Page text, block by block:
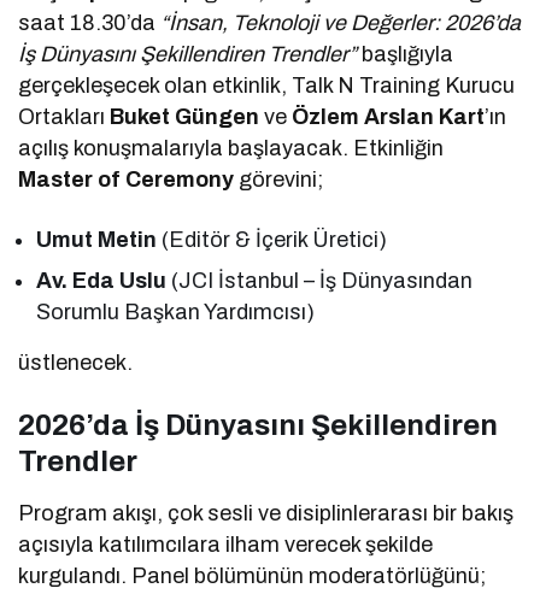
saat 18.30’da “İnsan, Teknoloji ve Değerler: 2026’da
İş Dünyasını Şekillendiren Trendler”başlığıyla
gerçekleşecek olan etkinlik, Talk N Training Kurucu
Ortakları Buket Güngen ve Özlem Arslan Kart’ın
açılış konuşmalarıyla başlayacak. Etkinliğin
Master of Ceremony görevini;
Umut Metin (Editör & İçerik Üretici)
Av. Eda Uslu (JCI İstanbul – İş Dünyasından
Sorumlu Başkan Yardımcısı)
üstlenecek.
2026’da İş Dünyasını Şekillendiren
Trendler
Program akışı, çok sesli ve disiplinlerarası bir bakış
açısıyla katılımcılara ilham verecek şekilde
kurgulandı. Panel bölümünün moderatörlüğünü;